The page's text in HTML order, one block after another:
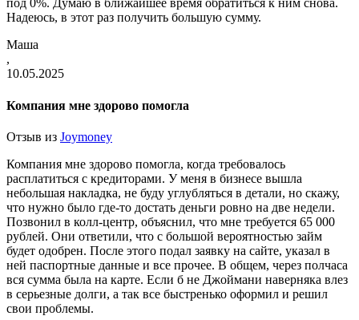
под 0%. Думаю в ближайшее время обратиться к ним снова.
Надеюсь, в этот раз получить большую сумму.
Маша
,
10.05.2025
Компания мне здорово помогла
Отзыв из Joymoney
Компания мне здорово помогла, когда требовалось
расплатиться с кредиторами. У меня в бизнесе вышла
небольшая накладка, не буду углубляться в детали, но скажу,
что нужно было где-то достать деньги ровно на две недели.
Позвонил в колл-центр, объяснил, что мне требуется 65 000
рублей. Они ответили, что с большой вероятностью займ
будет одобрен. После этого подал заявку на сайте, указал в
ней паспортные данные и все прочее. В общем, через полчаса
вся сумма была на карте. Если б не Джоймани наверняка влез
в серьезные долги, а так все быстренько оформил и решил
свои проблемы.